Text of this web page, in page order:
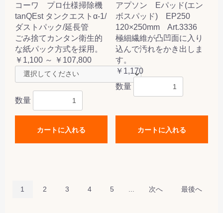
コーワ プロ仕様掃除機
tanQEst タンクエストα-1/
ダストパック/延長管
ごみ捨てカンタン衛生的
な紙パック方式を採用。
￥1,100 ～ ￥107,800
数量
カートに入れる
アプソン Eパッド(エン
ボスパッド) EP250
120×250mm Art.3336
極細繊維が凸凹面に入り
込んで汚れをかき出しま
す。
￥1,170
数量
カートに入れる
1 2 3 4 5 次へ 最後へ